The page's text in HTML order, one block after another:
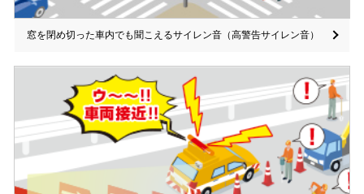
窓を閉め切った車内でも聞こえるサイレン音（高警告サイレン音）